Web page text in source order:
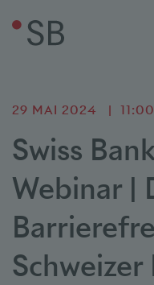
29 MAI 2024 11:00
Swiss
Webinar |
Schweizer